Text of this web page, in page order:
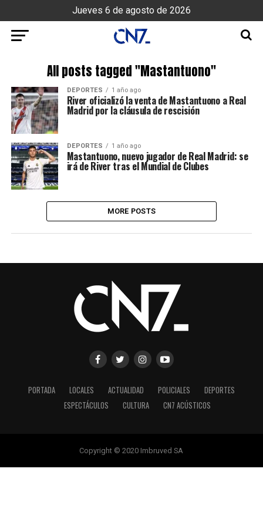
Jueves 6 de agosto de 2026
All posts tagged "Mastantuono"
DEPORTES 1 año ago
River oficializó la venta de Mastantuono a Real
Madrid por la cláusula de rescisión
DEPORTES 1 año ago
Mastantuono, nuevo jugador de Real Madrid: se
irá de River tras el Mundial de Clubes
MORE POSTS
PORTADA LOCALES ACTUALIDAD POLICIALES
DEPORTES
ESPECTÁCULOS
CULTURA CN7 ACÚSTICOS
Copyright © 2020 Imbruved SA